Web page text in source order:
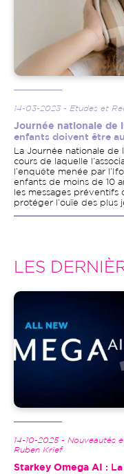
14-03-2023 - Etudes et
Journée nationale de
enfants doivent être
La Journée nationale de
cours de laquelle
l’enquête menée par
enfants de moins de 10
les messages préventifs
protéger l’ouïe des plus
LES
Image
14-10-2025 - Nouveautés
Ruben Krief
Starkey Omega AI
: